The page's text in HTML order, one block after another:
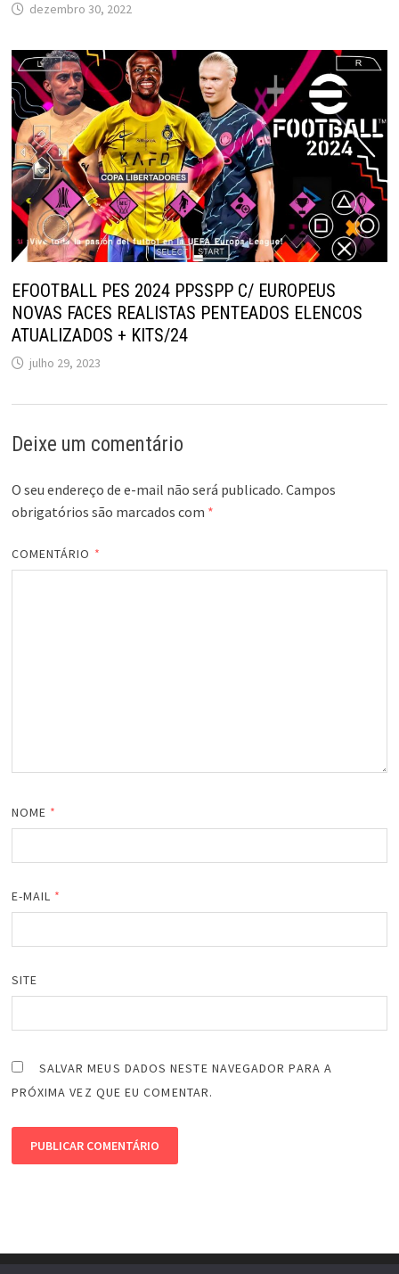
dezembro 30, 2022
EFOOTBALL PES 2024 PPSSPP C/ EUROPEUS
NOVAS FACES REALISTAS PENTEADOS ELENCOS
ATUALIZADOS + KITS/24
julho 29, 2023
Deixe um comentário
O seu endereço de e-mail não será publicado. Campos
obrigatórios são marcados com *
COMENTÁRIO *
NOME *
E-MAIL *
SITE
SALVAR MEUS DADOS NESTE NAVEGADOR PARA A
PRÓXIMA VEZ QUE EU COMENTAR.